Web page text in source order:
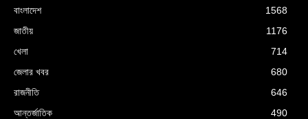
বাংলাদেশ
1568
জাতীয়
1176
খেলা
714
জেলার খবর
680
রাজনীতি
646
আন্তর্জাতিক
490